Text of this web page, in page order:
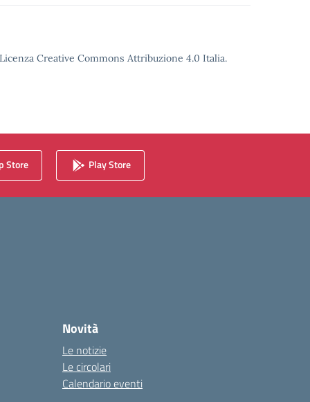
Creative Commons Attribuzione 4.0 Italia.
Store Play Store
Novità
Le notizie
Le circolari
Calendario eventi